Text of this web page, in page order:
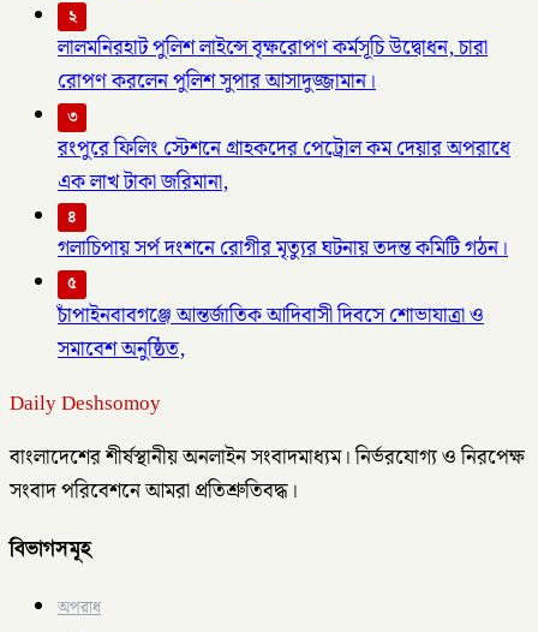
২
লালমনিরহাট পুলিশ লাইন্সে বৃক্ষরোপণ কর্মসূচি উদ্বোধন, চারা
রোপণ করলেন পুলিশ সুপার আসাদুজ্জামান।
৩
রংপুরে ফিলিং স্টেশনে গ্রাহকদের পেট্রোল কম দেয়ার অপরাধে
এক লাখ টাকা জরিমানা,
৪
গলাচিপায় সর্প দংশনে রোগীর মৃত্যুর ঘটনায় তদন্ত কমিটি গঠন।
৫
চাঁপাইনবাবগঞ্জে আন্তর্জাতিক আদিবাসী দিবসে শোভাযাত্রা ও
সমাবেশ অনুষ্ঠিত,
Daily Deshsomoy
বাংলাদেশের শীর্ষস্থানীয় অনলাইন সংবাদমাধ্যম। নির্ভরযোগ্য ও নিরপেক্ষ
সংবাদ পরিবেশনে আমরা প্রতিশ্রুতিবদ্ধ।
বিভাগসমূহ
অপরাধ